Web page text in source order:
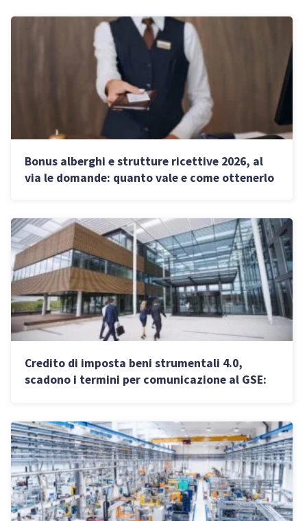
Bonus alberghi e strutture ricettive 2026, al
via le domande: quanto vale e come ottenerlo
Credito di imposta beni strumentali 4.0,
scadono i termini per comunicazione al GSE: